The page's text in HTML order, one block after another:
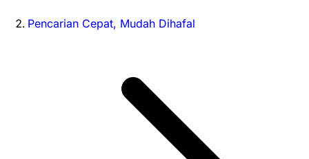
Pencarian Cepat, Mudah Dihafal